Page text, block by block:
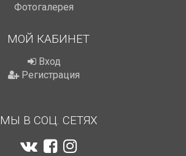
Фотогалерея
МОЙ КАБИНЕТ
Вход
Регистрация
МЫ В СОЦ. СЕТЯХ